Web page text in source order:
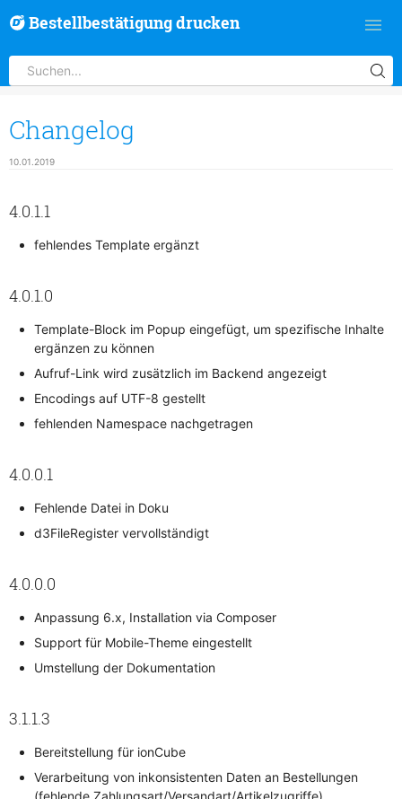
Bestellbestätigung drucken
Changelog
10.01.2019
4.0.1.1
fehlendes Template ergänzt
4.0.1.0
Template-Block im Popup eingefügt, um spezifische Inhalte
ergänzen zu können
Aufruf-Link wird zusätzlich im Backend angezeigt
Encodings auf UTF-8 gestellt
fehlenden Namespace nachgetragen
4.0.0.1
Fehlende Datei in Doku
d3FileRegister vervollständigt
4.0.0.0
Anpassung 6.x, Installation via Composer
Support für Mobile-Theme eingestellt
Umstellung der Dokumentation
3.1.1.3
Bereitstellung für ionCube
Verarbeitung von inkonsistenten Daten an Bestellungen